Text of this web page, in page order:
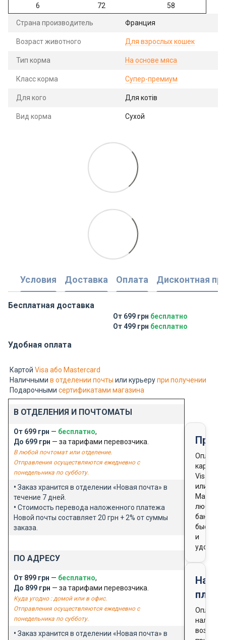
6 72 58
Страна производитель Франция
Возраст животного Для взрослых кошек
Тип корма На основе мяса
Класс корма Супер-премиум
Для кого Для котів
Вид корма Сухой
Условия Доставка Оплата Дисконтная
Бесплатная доставка
От 699 грн бесплатно
От 499 грн бесплатно
Удобная оплата
Картой Visa або Mastercard
Наличными в отделении почты или курьерупри получении
Подарочными сертификатами магазина
В ОТДЕЛЕНИЯ И ПОЧТОМАТЫ
От 699 грн — бесплатно,
До 699 грн — за тарифами перевозчика.
В любой почтомат или отделение.
Отправления осуществляются ежедневно с
понедельника по субботу.
• Заказ хранится в отделении «Новая почта» в
течение 7 дней.
• Стоимость перевода наложенного платежа
Новой почты составляет 20 грн + 2% от суммы
заказа.
ПО АДРЕСУ
От 899 грн — бесплатно,
До 899 грн — за тарифами перевозчика.
Куда угодно : домой или в офис.
Отправления осуществляются ежедневно с
понедельника по субботу.
• Заказ хранится в отделении «Новая почта» в
Оплата
картой
Visa
или
любого
банка
быстро
и
удобно
Оплата